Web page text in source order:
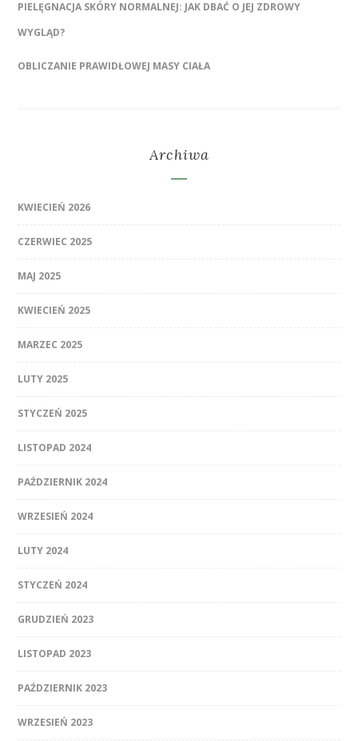
PIELĘGNACJA SKÓRY NORMALNEJ: JAK DBAĆ O JEJ ZDROWY
WYGLĄD?
OBLICZANIE PRAWIDŁOWEJ MASY CIAŁA
Archiwa
KWIECIEŃ 2026
CZERWIEC 2025
MAJ 2025
KWIECIEŃ 2025
MARZEC 2025
LUTY 2025
STYCZEŃ 2025
LISTOPAD 2024
PAŹDZIERNIK 2024
WRZESIEŃ 2024
LUTY 2024
STYCZEŃ 2024
GRUDZIEŃ 2023
LISTOPAD 2023
PAŹDZIERNIK 2023
WRZESIEŃ 2023